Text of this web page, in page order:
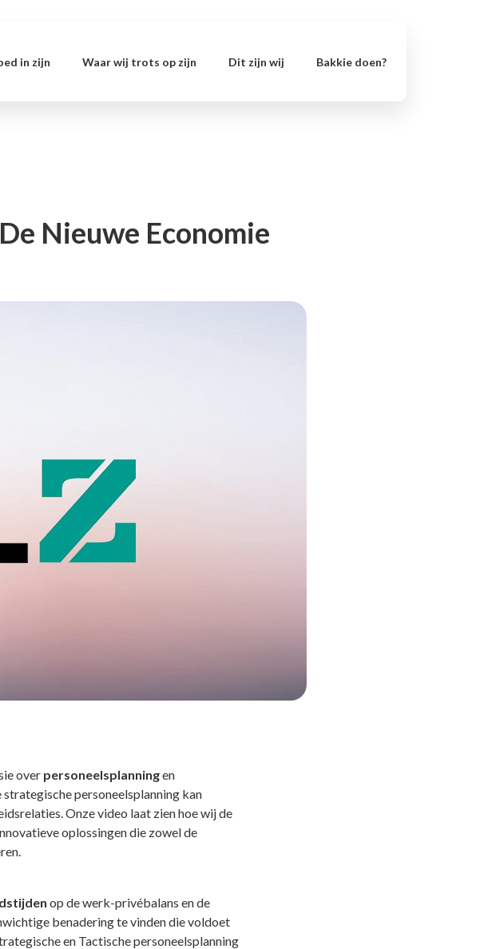
in zijn Waar wij trots op zijn Dit zijn wij Bakkie doen?
Nieuwe Economie
over personeelsplanningen
personeelsplanning kan
Onze video laat zien hoe wij de
oplossingen die zowel de
op de werk-privébalans en de
benadering te vinden die voldoet
en Tactische personeelsplanning